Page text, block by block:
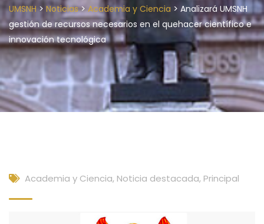
UMSNH> Noticias>Academia y Ciencia > Analizará UMSNH
gestión de recursos necesarios en el quehacer científico e
innovación tecnológica
Academia y Ciencia, Noticia destacada, Principal